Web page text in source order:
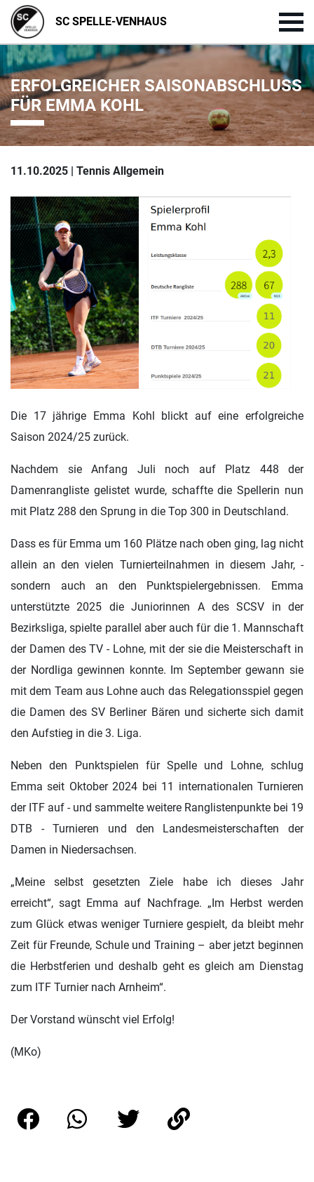
SC SPELLE-VENHAUS
ERFOLGREICHER SAISONABSCHLUSS
FÜR EMMA KOHL
11.10.2025 | Tennis Allgemein
Die 17 jährige Emma Kohl blickt auf eine erfolgreiche
Saison 2024/25 zurück.
Nachdem sie Anfang Juli noch auf Platz 448 der
Damenrangliste gelistet wurde, schaffte die Spellerin nun
mit Platz 288 den Sprung in die Top 300 in Deutschland.
Dass es für Emma um 160 Plätze nach oben ging, lag nicht
allein an den vielen Turnierteilnahmen in diesem Jahr, -
sondern auch an den Punktspielergebnissen. Emma
unterstützte 2025 die Juniorinnen A des SCSV in der
Bezirksliga, spielte parallel aber auch für die 1. Mannschaft
der Damen des TV - Lohne, mit der sie die Meisterschaft in
der Nordliga gewinnen konnte. Im September gewann sie
mit dem Team aus Lohne auch das Relegationsspiel gegen
die Damen des SV Berliner Bären und sicherte sich damit
den Aufstieg in die 3. Liga.
Neben den Punktspielen für Spelle und Lohne, schlug
Emma seit Oktober 2024 bei 11 internationalen Turnieren
der ITF auf - und sammelte weitere Ranglistenpunkte bei 19
DTB - Turnieren und den Landesmeisterschaften der
Damen in Niedersachsen.
„Meine selbst gesetzten Ziele habe ich dieses Jahr
erreicht“, sagt Emma auf Nachfrage. „Im Herbst werden
zum Glück etwas weniger Turniere gespielt, da bleibt mehr
Zeit für Freunde, Schule und Training – aber jetzt beginnen
die Herbstferien und deshalb geht es gleich am Dienstag
zum ITF Turnier nach Arnheim“.
Der Vorstand wünscht viel Erfolg!
(MKo)